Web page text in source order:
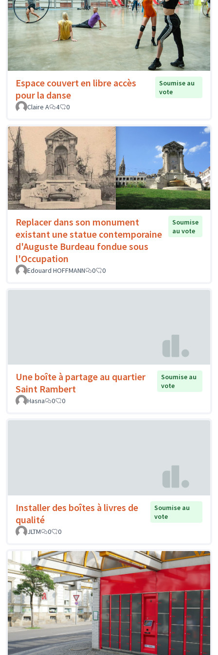
Espace couvert en libre accès
pour la danse
Soumise au
vote
Claire A
4 0
Replacer dans son monument
existant une statue contemporaine
d'Auguste Burdeau fondue sous
l'Occupation
Soumise
au vote
Edouard HOFFMANN 0 0
Une boîte à partage au quartier
Saint Rambert
Soumise au
vote
Hasna
0 0
Installer des boîtes à livres de
qualité
Soumise au
vote
JLTM
0 0